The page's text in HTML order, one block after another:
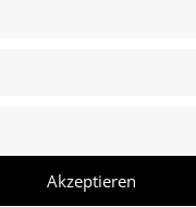
Akzeptieren